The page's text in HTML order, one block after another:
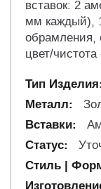
вставок: 2
мм каждый),
цвет/